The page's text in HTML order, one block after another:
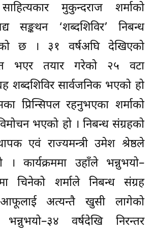
मुकुन्दराज शर्माको
सङ्कथन ‘शब्दशिविर’ निबन्ध
छ । ३१ वर्षअघि देखिएको
भएर तयार गरेको २५ वटा
शब्दशिविर सार्वजनिक भएको हो
प्रिन्सिपल रहनुभएका शर्माको
भएको हो । निबन्ध संग्रहको
एवं राज्यमन्त्री उमेश श्रेष्ठले
। कार्यक्रममा उहाँले भन्नुभयो–
चिनेको शर्माले निबन्ध संग्रह
आफूलाई अत्यन्तै खुसी लागेको
वर्षदेखि निरन्तर